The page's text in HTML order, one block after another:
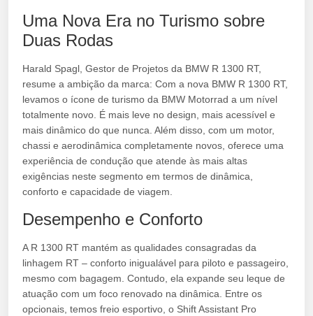
Uma Nova Era no Turismo sobre
Duas Rodas
Harald Spagl, Gestor de Projetos da BMW R 1300 RT,
resume a ambição da marca: Com a nova BMW R 1300 RT,
levamos o ícone de turismo da BMW Motorrad a um nível
totalmente novo. É mais leve no design, mais acessível e
mais dinâmico do que nunca. Além disso, com um motor,
chassi e aerodinâmica completamente novos, oferece uma
experiência de condução que atende às mais altas
exigências neste segmento em termos de dinâmica,
conforto e capacidade de viagem.
Desempenho e Conforto
A R 1300 RT mantém as qualidades consagradas da
linhagem RT – conforto inigualável para piloto e passageiro,
mesmo com bagagem. Contudo, ela expande seu leque de
atuação com um foco renovado na dinâmica. Entre os
opcionais, temos freio esportivo, o Shift Assistant Pro